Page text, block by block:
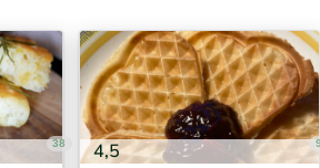
38 4,5